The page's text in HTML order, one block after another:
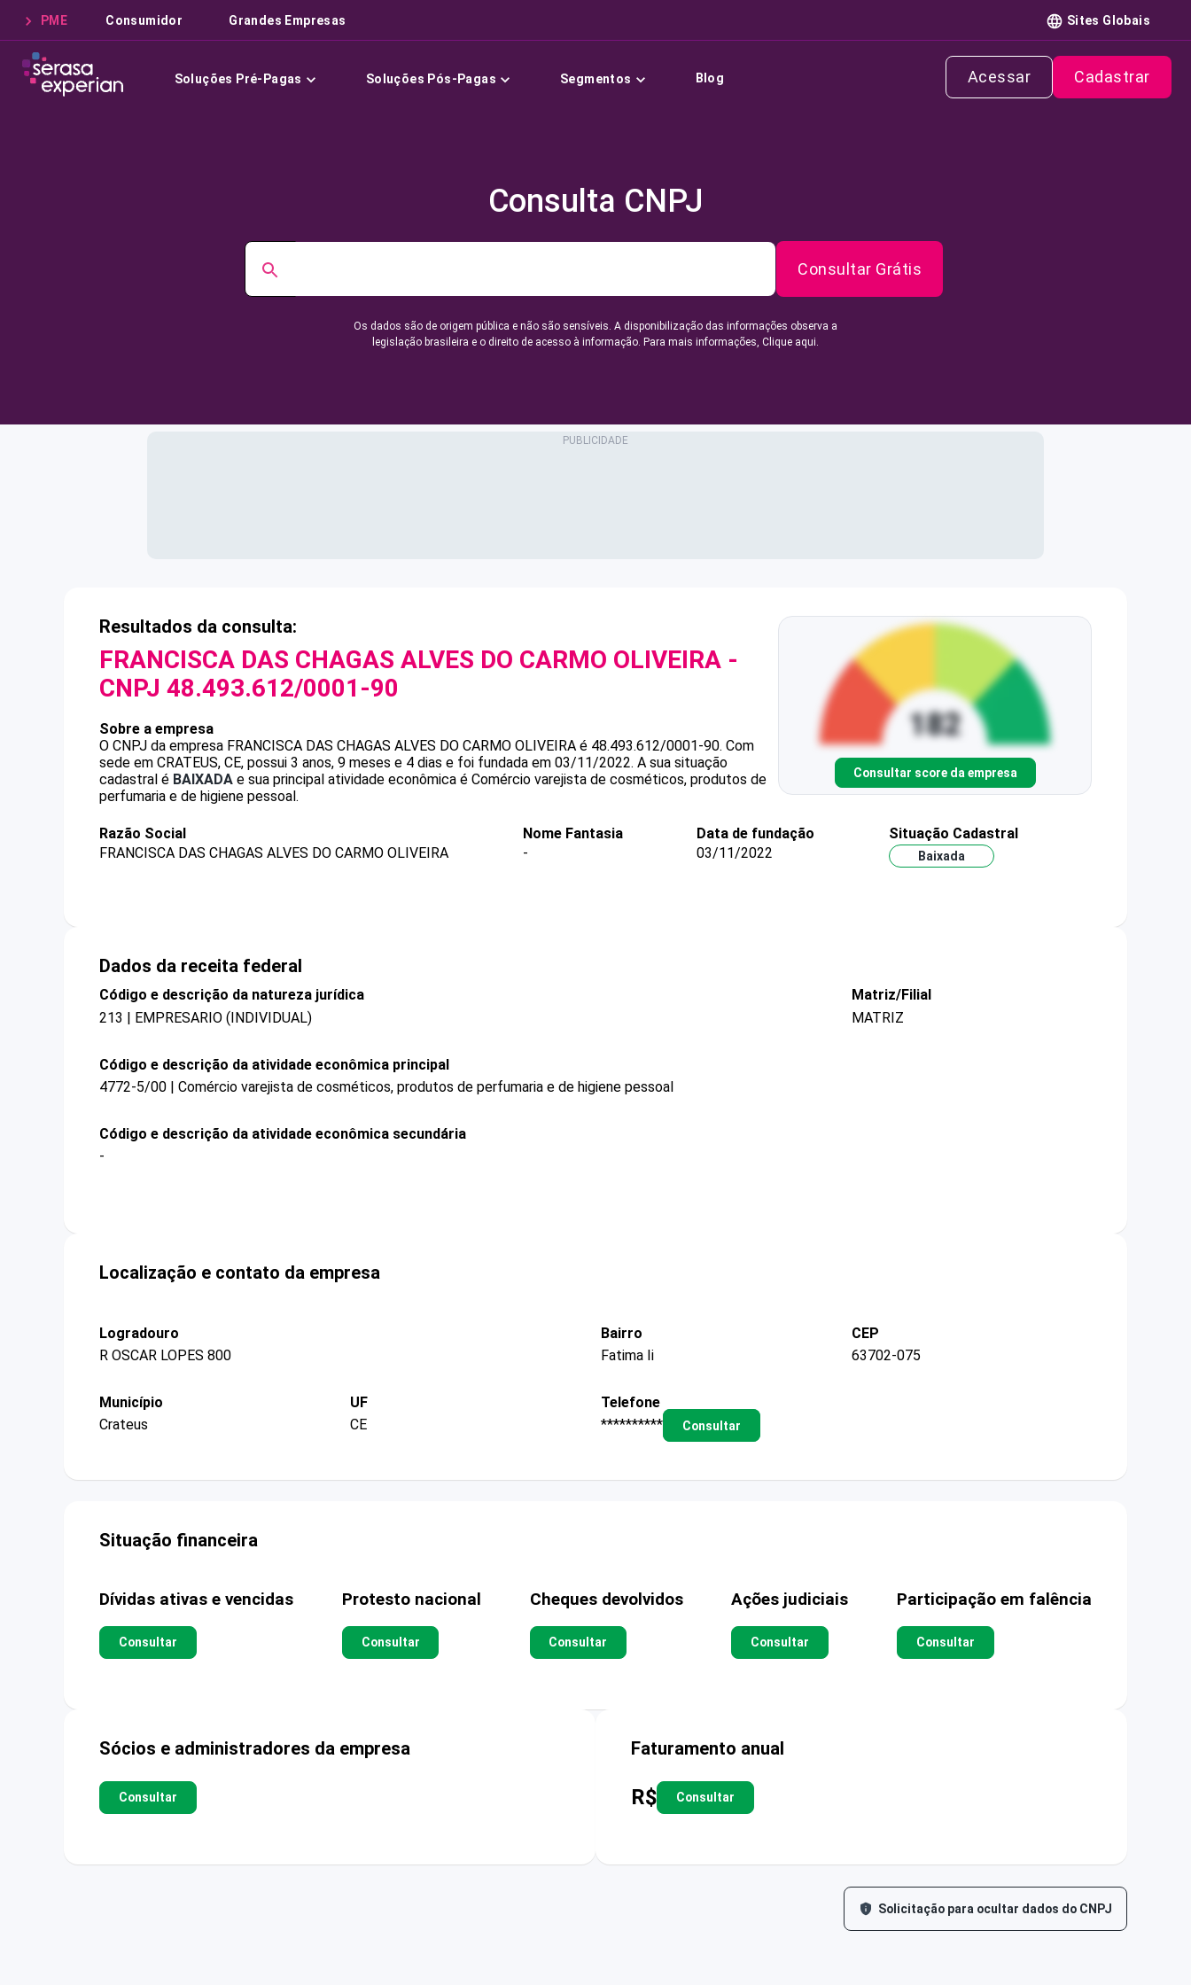
PME Consumidor Grandes Empresas Sites Globais
Soluções Pré-Pagas Soluções Pós-Pagas Segmentos Blog Acessar Cadastrar
Consulta CNPJ
Consultar Grátis
Os dados são de origem pública e não são sensíveis. A disponibilização das informações observa a
legislação brasileira e o direito de acesso à informação. Para mais informações, Clique aqui.
Resultados da consulta:
FRANCISCA DAS CHAGAS ALVES DO CARMO OLIVEIRA -
CNPJ 48.493.612/0001-90
Sobre a empresa
O CNPJ da empresa FRANCISCA DAS CHAGAS ALVES DO CARMO OLIVEIRA é 48.493.612/0001-90. Com
sede em CRATEUS, CE, possui 3 anos, 9 meses e 4 dias e foi fundada em 03/11/2022. A sua situação
cadastral é BAIXADA e sua principal atividade econômica é Comércio varejista de cosméticos, produtos de
perfumaria e de higiene pessoal.
Consultar score da empresa
Razão Social
FRANCISCA DAS CHAGAS ALVES DO CARMO OLIVEIRA
Nome Fantasia
-
Data de fundação
03/11/2022
Situação Cadastral
Baixada
Dados da receita federal
Código e descrição da natureza jurídica
213 | EMPRESARIO (INDIVIDUAL)
Matriz/Filial
MATRIZ
Código e descrição da atividade econômica principal
4772-5/00 | Comércio varejista de cosméticos, produtos de perfumaria e de higiene pessoal
Código e descrição da atividade econômica secundária
-
Localização e contato da empresa
Logradouro
R OSCAR LOPES 800
Bairro
Fatima Ii
CEP
63702-075
Município
Crateus
UF
CE
Telefone
**********
Consultar
Situação financeira
Dívidas ativas e vencidas
Consultar
Protesto nacional
Consultar
Cheques devolvidos
Consultar
Ações judiciais
Consultar
Participação em falência
Consultar
Sócios e administradores da empresa
Consultar
Faturamento anual
R$ Consultar
Solicitação para ocultar dados do CNPJ